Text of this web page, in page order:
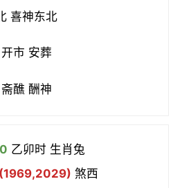
喜神东北
市 安葬
醮 酬神
乙卯时 生肖兔
煞西